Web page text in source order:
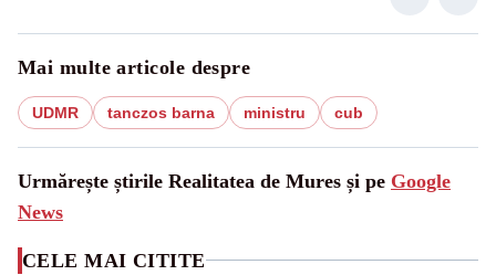
Mai multe articole despre
UDMR tanczos barna ministru cub
Urmărește știrile Realitatea de Mures și pe Google
News
CELE MAI CITITE